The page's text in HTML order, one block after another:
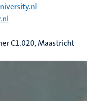
C1.020, Maastricht